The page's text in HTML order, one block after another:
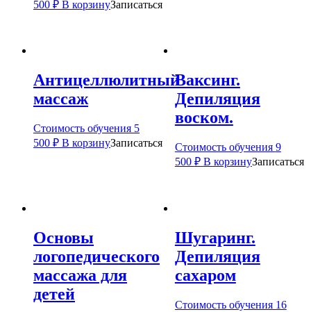
500 ₽ В корзинуЗаписаться
Антицеллюлитный
массаж
Стоимость обучения 5
500 ₽ В корзинуЗаписаться
Ваксинг.
Депиляция
воском.
Стоимость обучения 9
500 ₽ В корзинуЗаписаться
Основы
логопедического
массажа для
детей
Шугаринг.
Депиляция
сахаром
Стоимость обучения 16